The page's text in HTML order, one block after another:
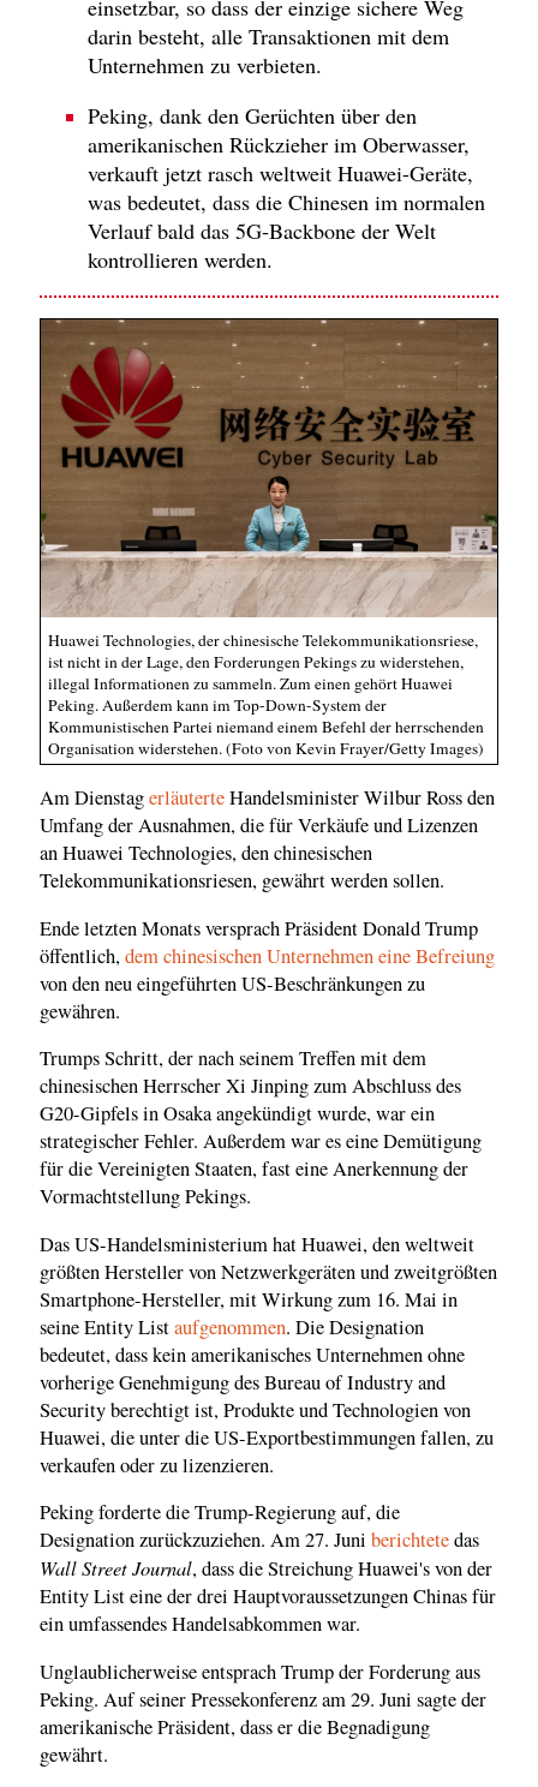
einsetzbar, so dass der einzige sichere Weg
darin besteht, alle Transaktionen mit dem
Unternehmen zu verbieten.
Peking, dank den Gerüchten über den
amerikanischen Rückzieher im Oberwasser,
verkauft jetzt rasch weltweit Huawei-Geräte,
was bedeutet, dass die Chinesen im normalen
Verlauf bald das 5G-Backbone der Welt
kontrollieren werden.
Huawei Technologies, der chinesische Telekommunikationsriese,
ist nicht in der Lage, den Forderungen Pekings zu widerstehen,
illegal Informationen zu sammeln. Zum einen gehört Huawei
Peking. Außerdem kann im Top-Down-System der
Kommunistischen Partei niemand einem Befehl der herrschenden
Organisation widerstehen. (Foto von Kevin Frayer/Getty Images)
Am DienstagerläuterteHandelsminister Wilbur Ross den
Umfang der Ausnahmen, die für Verkäufe und Lizenzen
an Huawei Technologies, den chinesischen
Telekommunikationsriesen, gewährt werden sollen.
Ende letzten Monats versprach Präsident Donald Trump
öffentlich,dem chinesischen Unternehmen eine Befreiung
von den neu eingeführten US-Beschränkungen zu
gewähren.
Trumps Schritt, der nach seinem Treffen mit dem
chinesischen Herrscher Xi Jinping zum Abschluss des
G20-Gipfels in Osaka angekündigt wurde, war ein
strategischer Fehler. Außerdem war es eine Demütigung
für die Vereinigten Staaten, fast eine Anerkennung der
Vormachtstellung Pekings.
Das US-Handelsministerium hat Huawei, den weltweit
größten Hersteller von Netzwerkgeräten und zweitgrößten
Smartphone-Hersteller, mit Wirkung zum 16. Mai in
seine Entity Listaufgenommen. Die Designation
bedeutet, dass kein amerikanisches Unternehmen ohne
vorherige Genehmigung des Bureau of Industry and
Security berechtigt ist, Produkte und Technologien von
Huawei, die unter die US-Exportbestimmungen fallen, zu
verkaufen oder zu lizenzieren.
Peking forderte die Trump-Regierung auf, die
Designation zurückzuziehen. Am 27. Juni berichtetedas
Wall Street Journal, dass die Streichung Huawei's von der
Entity List eine der drei Hauptvoraussetzungen Chinas für
ein umfassendes Handelsabkommen war.
Unglaublicherweise entsprach Trump der Forderung aus
Peking. Auf seiner Pressekonferenz am 29. Juni sagte der
amerikanische Präsident, dass er die Begnadigung
gewährt.